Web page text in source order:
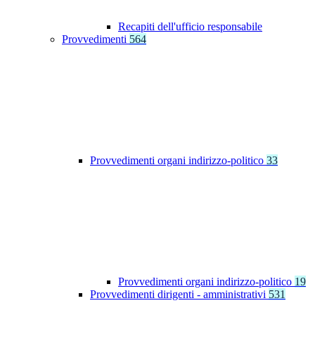
Recapiti dell'ufficio responsabile
Provvedimenti 564
Provvedimenti organi indirizzo-politico 33
Provvedimenti organi indirizzo-politico 19
Provvedimenti dirigenti - amministrativi 531